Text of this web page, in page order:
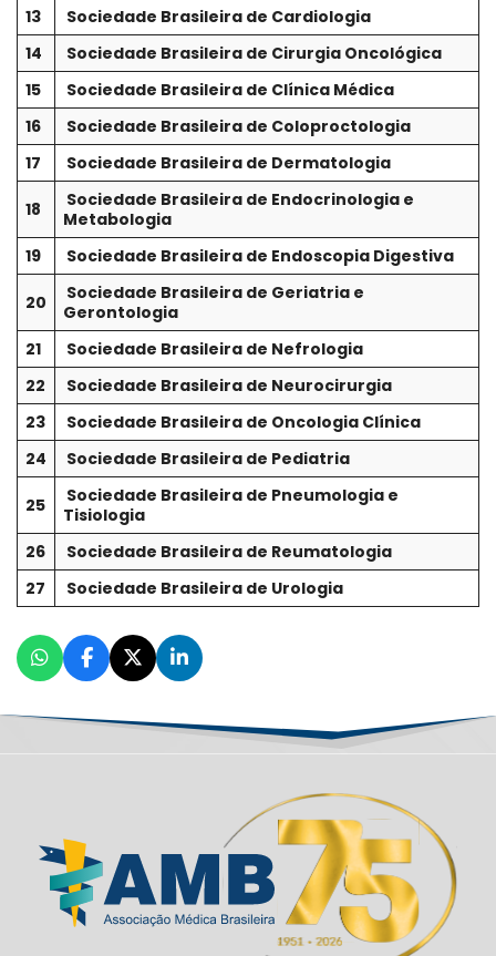
13
Sociedade Brasileira de Cardiologia
14
Sociedade Brasileira de Cirurgia Oncológica
15
Sociedade Brasileira de Clínica Médica
16
Sociedade Brasileira de Coloproctologia
17
Sociedade Brasileira de Dermatologia
18
Sociedade Brasileira de Endocrinologia e
Metabologia
19
Sociedade Brasileira de Endoscopia Digestiva
20
Sociedade Brasileira de Geriatria e
Gerontologia
21
Sociedade Brasileira de Nefrologia
22
Sociedade Brasileira de Neurocirurgia
23
Sociedade Brasileira de Oncologia Clínica
24
Sociedade Brasileira de Pediatria
25
Sociedade Brasileira de Pneumologia e
Tisiologia
26
Sociedade Brasileira de Reumatologia
27
Sociedade Brasileira de Urologia